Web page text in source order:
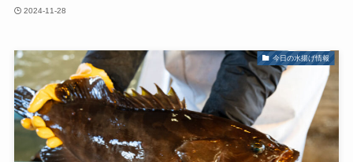
2024-11-28
今日の水揚げ情報